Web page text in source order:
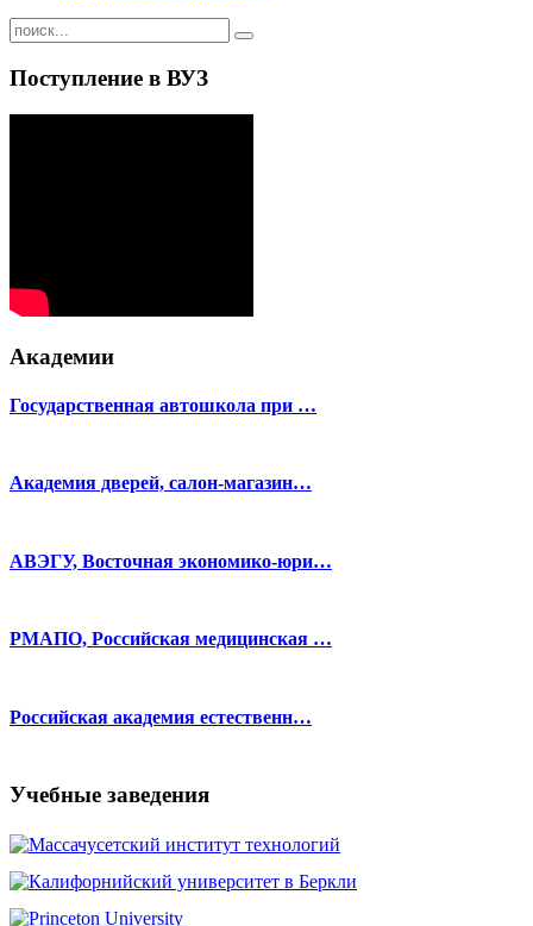
Поступление в ВУЗ
Академии
Государственная автошкола при …
Академия дверей, салон-магазин…
АВЭГУ, Восточная экономико-юри…
РМАПО, Российская медицинская …
Российская академия естественн…
Учебные заведения